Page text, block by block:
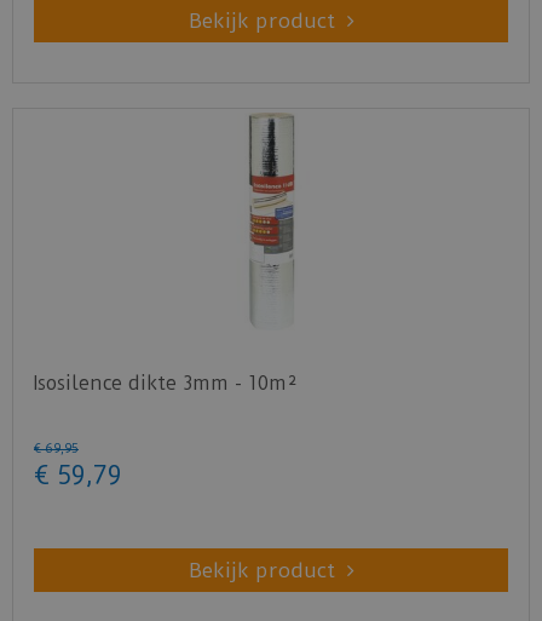
Bekijk product
Isosilence dikte 3mm - 10m²
€ 69,95
€ 59,79
Bekijk product